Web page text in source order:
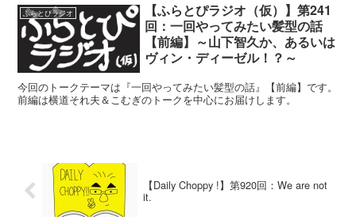
ふらとぴラジオ
【ふらとぴラジオ（仮）】第241
回：一回やってみたい髪型の話
【前編】～山下智久か、あるいは
ヴィン・ディーゼル！？～
今回のトークテーマは『一回やってみたい髪型の話』【前編】です。
前編は横道それ夫＆こむぎのトークを中心にお届けします。
【Daily Choppy !】第920回：We are not
it.